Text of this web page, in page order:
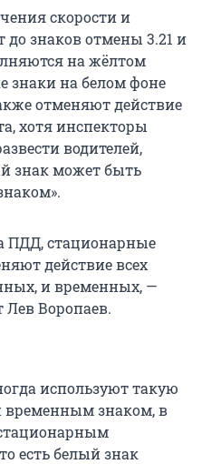
скорости и
до знаков отмены 3.21 и
на жёлтом
знаки на белом фоне
отменяют действие
хотя инспекторы
водителей,
знак может быть
ПДД, стационарные
действие всех
и временных, —
Воропаев.
используют такую
временным знаком, в
есть белый знак